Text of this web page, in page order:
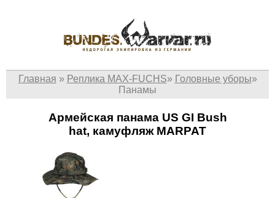
Главная » Реплика MAX-FUCHS» Головные уборы»
Панамы
Армейская панама US GI Bush
hat, камуфляж MARPAT